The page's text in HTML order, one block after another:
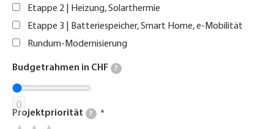
Etappe 2 | Heizung, Solarthermie
Etappe 3 | Batteriespeicher, Smart Home, e-Mobilität
Rundum-Modernisierung
Budgetrahmen in CHF ?
0
Projektpriorität ?